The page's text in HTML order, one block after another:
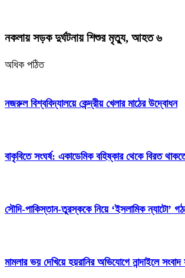
নকলায় সড়ক দুর্ঘটনায় শিশুর মৃত্যু, আহত ৬
অধিক পঠিত
নজরুল বিশ্ববিদ্যালয়ে কেন্দ্রীয় খেলার মাঠের উদ্বোধন
বাকৃবিতে সংঘর্ষ: একাডেমিক বহিষ্কার থেকে বিরত
সৌদি-পাকিস্তান-তুরস্ককে নিয়ে ‘ইসলামিক ন্যাটো’
মামলার ভয় দেখিয়ে হয়রানির অভিযোগে নান্দাইলে